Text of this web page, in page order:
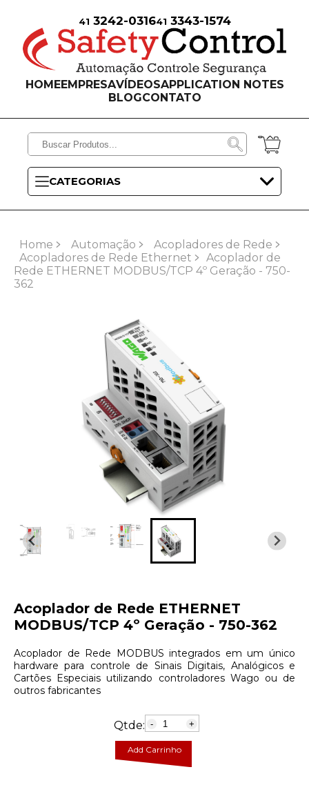
41 3242-031641 3343-1574
HOMEEMPRESAVÍDEOSAPPLICATION NOTES
BLOGCONTATO
CATEGORIAS
Home Automação
Acopladores de Rede
Acopladores de Rede Ethernet
Acoplador de
Rede ETHERNET MODBUS/TCP 4º Geração - 750-
362
Acoplador de Rede ETHERNET
MODBUS/TCP 4º Geração - 750-362
Acoplador de Rede MODBUS integrados em um único
hardware para controle de Sinais Digitais, Analógicos e
Cartões Especiais utilizando controladores Wago ou de
outros fabricantes
Qtde: - +
Add Carrinho